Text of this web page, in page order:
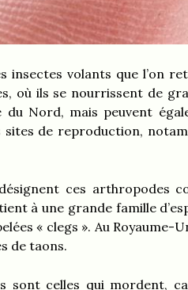
insectes volants que l’on
où ils se nourrissent de
du Nord, mais peuvent
de reproduction,
ces arthropodes
à une grande famille
« clegs ». Au Royaume-
de taons.
sont celles qui mordent,